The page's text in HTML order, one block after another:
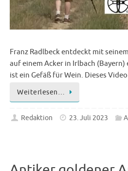
Franz Radlbeck entdeckt mit
auf einem Acker in Irlbach (Bayern)
ist ein Gefäß für Wein. Dieses
Weiterlesen…
Redaktion 23. Juli 2023